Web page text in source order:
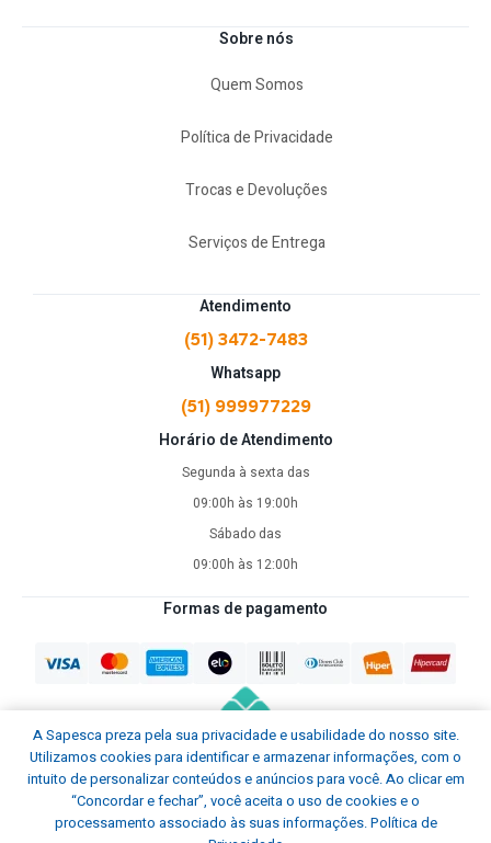
Atendimento
(51) 3472-7483
Whatsapp
(51) 999977229
Horário de Atendimento
Segunda à sexta das
09:00h às 19:00h
Sábado das
09:00h às 12:00h
Sobre nós
Quem Somos
Política de Privacidade
Trocas e Devoluções
Serviços de Entrega
Formas de pagamento
A Sapesca preza pela sua privacidade e usabilidade do nosso site.
Utilizamos cookies para identificar e armazenar informações, com o
intuito de personalizar conteúdos e anúncios para você. Ao clicar em
“Concordar e fechar”, você aceita o uso de cookies e o
processamento associado às suas informações.Política de